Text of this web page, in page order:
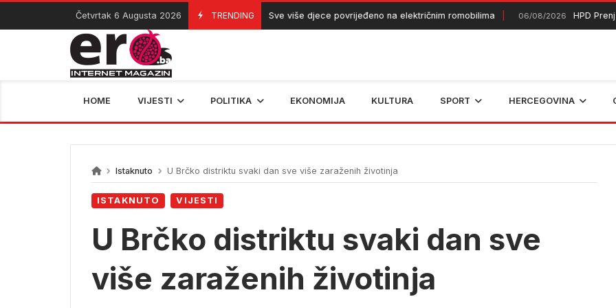
Skip
content
Četvrtak 6 Augusta 2026 TRENDING
06/08/2026 Sve više djece povrijeđeno na električnim romobilima 06/08/2026 HPD Prenj
HOME VIJESTI POLITIKA EKONOMIJA KULTURA SPORT HERCEGOVINA
Istaknuto U Brčko distriktu svaki dan sve više zaraženih životinja
ISTAKNUTO VIJESTI
U Brčko distriktu svaki dan sve
više zaraženih životinja